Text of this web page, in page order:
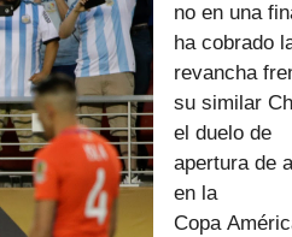
no en una
ha cobrado
revancha
su similar
el duelo de
apertura de
en la
Copa